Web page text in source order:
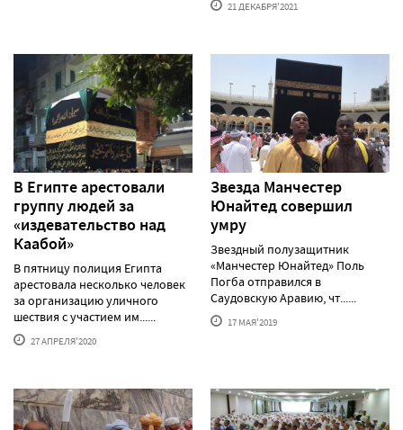
21 ДЕКАБРЯ'2021
В Египте арестовали
группу людей за
«издевательство над
Каабой»
В пятницу полиция Египта
арестовала несколько человек
за организацию уличного
шествия с участием им......
27 АПРЕЛЯ'2020
Звезда Манчестер
Юнайтед совершил
умру
Звездный полузащитник
«Манчестер Юнайтед» Поль
Погба отправился в
Саудовскую Аравию, чт......
17 МАЯ'2019